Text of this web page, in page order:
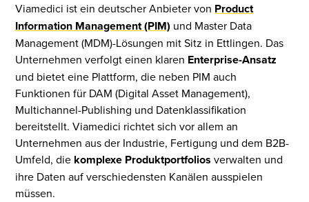
Viamedici ist ein deutscher Anbieter von Product
Information Management (PIM) und Master Data
Management (MDM)-Lösungen mit Sitz in Ettlingen. Das
Unternehmen verfolgt einen klaren Enterprise-Ansatz
und bietet eine Plattform, die neben PIM auch
Funktionen für DAM (Digital Asset Management),
Multichannel-Publishing und Datenklassifikation
bereitstellt. Viamedici richtet sich vor allem an
Unternehmen aus der Industrie, Fertigung und dem B2B-
Umfeld, die komplexe Produktportfolios verwalten und
ihre Daten auf verschiedensten Kanälen ausspielen
müssen.